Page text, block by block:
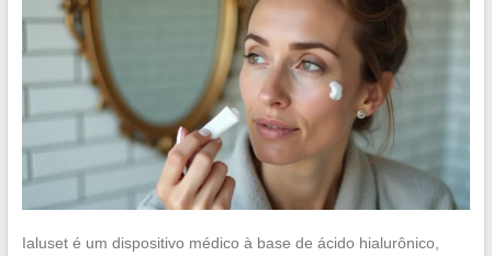
Ialuset é um dispositivo médico à base de ácido hialurônico,